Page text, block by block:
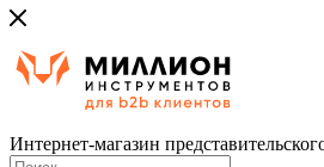
Интернет-магазин